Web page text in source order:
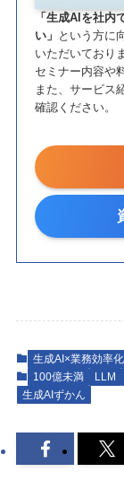
「生成AIを社内
い」 という方に
いただいており
セミナー内容や
また、サービス
確認ください。
生成AI×業務効率
100億未満
LLM
生成AIずかん